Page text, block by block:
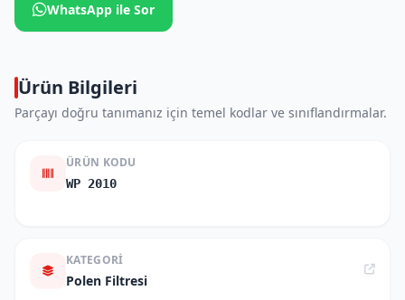
WhatsApp ile Sor
Ürün Bilgileri
Parçayı doğru tanımanız için temel kodlar ve sınıflandırmalar.
ÜRÜN KODU
WP 2010
KATEGORI
Polen Filtresi